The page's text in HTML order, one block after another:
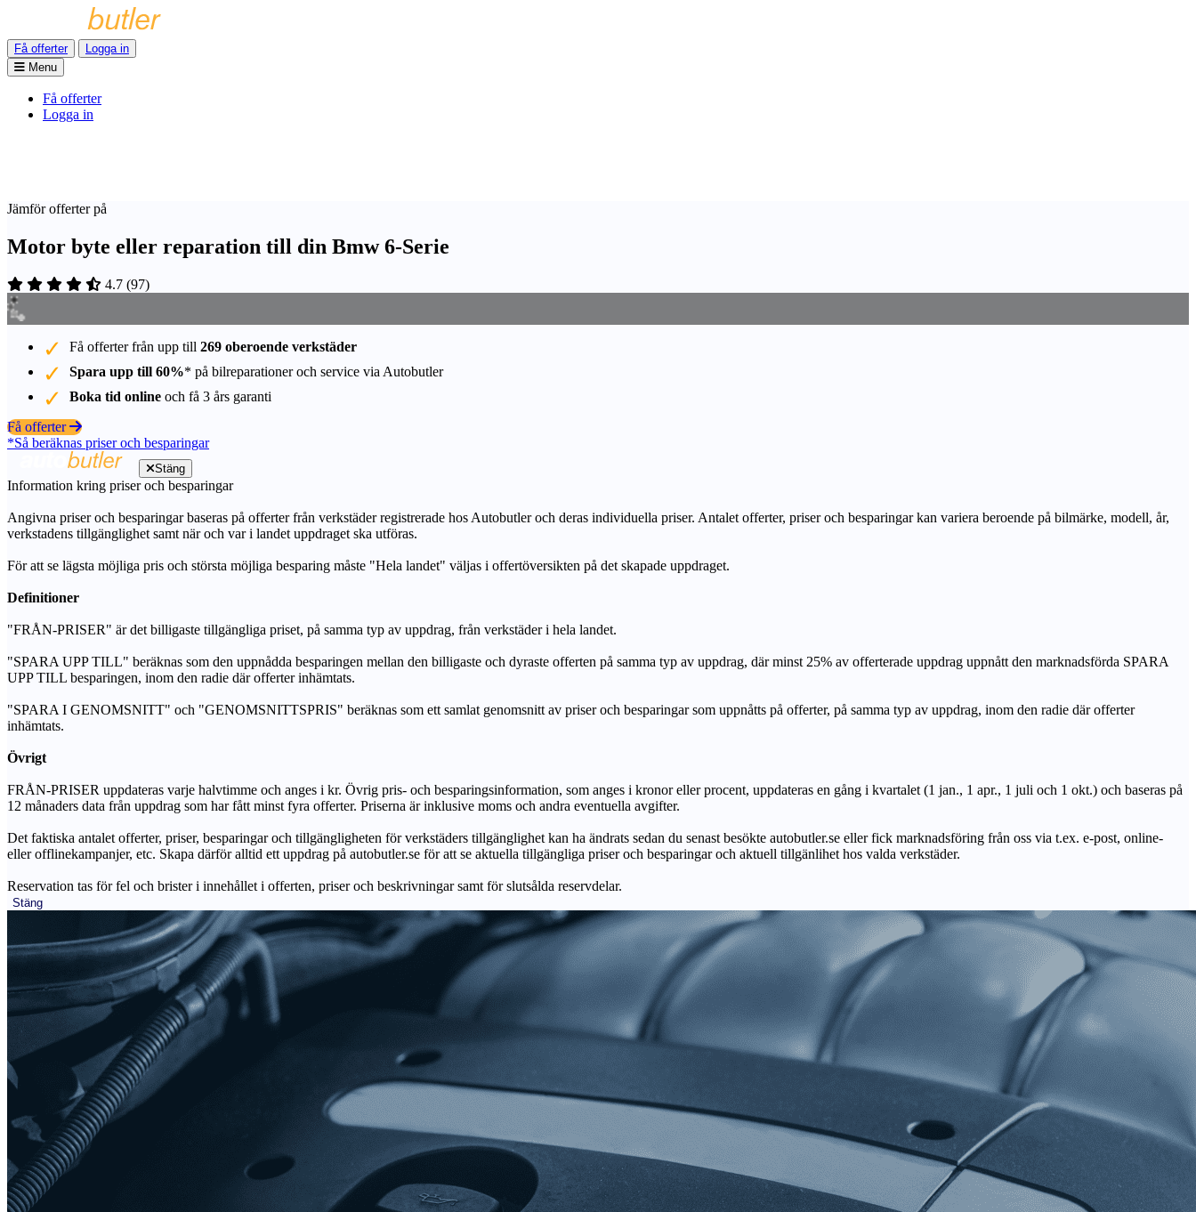
Få offerter
Logga in
Menu
Få offerter
Logga in
Jämför offerter på
Motor byte eller reparation till din Bmw 6-Serie
4.7 (97)
Få offerter från upp till 269 oberoende verkstäder
Spara upp till 60%* på bilreparationer och service via Autobutler
Boka tid online och få 3 års garanti
Få offerter
*Så beräknas priser och besparingar
Stäng
Information kring priser och besparingar
Angivna priser och besparingar baseras på offerter från verkstäder registrerade hos Autobutler och deras individuella priser. Antalet offerter, priser och besparingar kan variera beroende på bilmärke, modell, år,
verkstadens tillgänglighet samt när och var i landet uppdraget ska utföras.
För att se lägsta möjliga pris och största möjliga besparing måste "Hela landet" väljas i offertöversikten på det skapade uppdraget.
Definitioner
"FRÅN-PRISER" är det billigaste tillgängliga priset, på samma typ av uppdrag, från verkstäder i hela landet.
"SPARA UPP TILL" beräknas som den uppnådda besparingen mellan den billigaste och dyraste offerten på samma typ av uppdrag, där minst 25% av offerterade uppdrag uppnått den marknadsförda SPARA
UPP TILL besparingen, inom den radie där offerter inhämtats.
"SPARA I GENOMSNITT" och "GENOMSNITTSPRIS" beräknas som ett samlat genomsnitt av priser och besparingar som uppnåtts på offerter, på samma typ av uppdrag, inom den radie där offerter
inhämtats.
Övrigt
FRÅN-PRISER uppdateras varje halvtimme och anges i kr. Övrig pris- och besparingsinformation, som anges i kronor eller procent, uppdateras en gång i kvartalet (1 jan., 1 apr., 1 juli och 1 okt.) och baseras på
12 månaders data från uppdrag som har fått minst fyra offerter. Priserna är inklusive moms och andra eventuella avgifter.
Det faktiska antalet offerter, priser, besparingar och tillgängligheten för verkstäders tillgänglighet kan ha ändrats sedan du senast besökte autobutler.se eller fick marknadsföring från oss via t.ex. e-post, online-
eller offlinekampanjer, etc. Skapa därför alltid ett uppdrag på autobutler.se för att se aktuella tillgängliga priser och besparingar och aktuell tillgänlihet hos valda verkstäder.
Reservation tas för fel och brister i innehållet i offerten, priser och beskrivningar samt för slutsålda reservdelar.
Stäng